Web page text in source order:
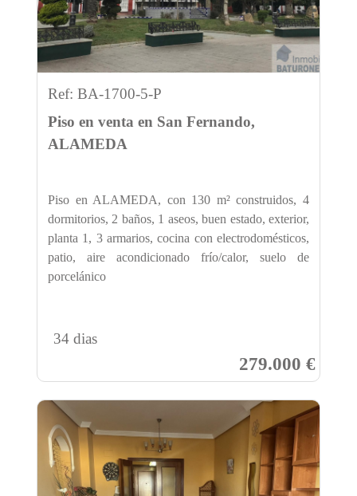
Ref: BA-1700-5-P
Piso en venta en San Fernando,
ALAMEDA
Piso en ALAMEDA, con 130 m² construidos, 4
dormitorios, 2 baños, 1 aseos, buen estado, exterior,
planta 1, 3 armarios, cocina con electrodomésticos,
patio, aire acondicionado frío/calor, suelo de
porcelánico
34 dias
279.000 €